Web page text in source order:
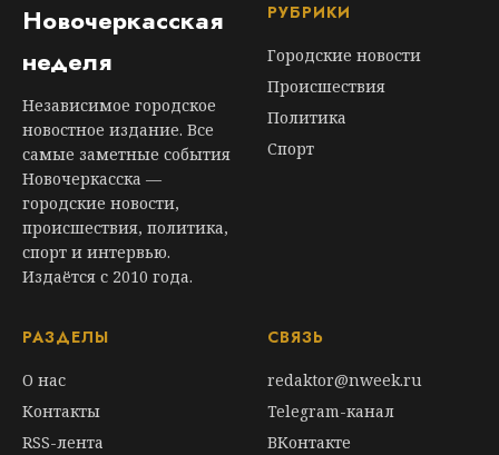
Новочеркасская
неделя
Независимое городское
новостное издание. Все
самые заметные события
Новочеркасска —
городские новости,
происшествия, политика,
спорт и интервью.
Издаётся с 2010 года.
РУБРИКИ
Городские новости
Происшествия
Политика
Спорт
РАЗДЕЛЫ
О нас
Контакты
RSS-лента
СВЯЗЬ
redaktor@nweek.ru
Telegram-канал
ВКонтакте